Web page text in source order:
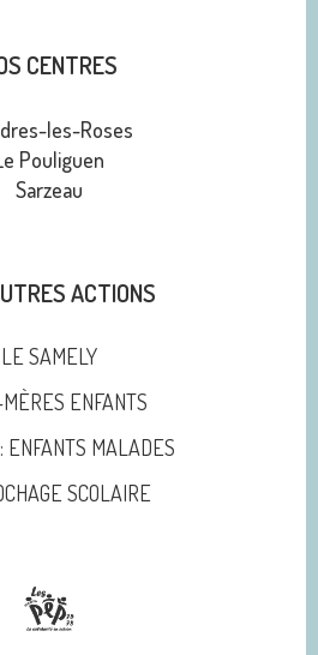
CENTRES
les-Roses
Pouliguen
Sarzeau
ACTIONS
LE SAMELY
ENFANTS
ENFANTS MALADES
SCOLAIRE